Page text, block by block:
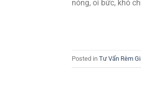
nóng, oi bức, khó
Posted in Tư Vấn Rèm